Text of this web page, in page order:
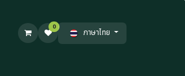
0
ภาษาไทย